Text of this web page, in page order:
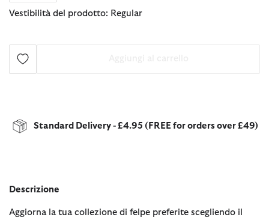
Vestibilità del prodotto: Regular
Standard Delivery - £4.95 (FREE for orders over £49)
Descrizione
Aggiorna la tua collezione di felpe preferite scegliendo il